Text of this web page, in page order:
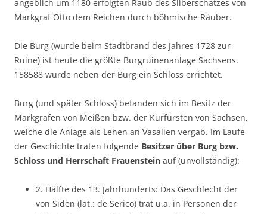
angeblich um 1180 erfolgten Raub des Silberschatzes von
Markgraf Otto dem Reichen durch böhmische Räuber.
Die Burg (wurde beim Stadtbrand des Jahres 1728 zur
Ruine) ist heute die größte Burgruinenanlage Sachsens.
158588 wurde neben der Burg ein Schloss errichtet.
Burg (und später Schloss) befanden sich im Besitz der
Markgrafen von Meißen bzw. der Kurfürsten von Sachsen,
welche die Anlage als Lehen an Vasallen vergab. Im Laufe
der Geschichte traten folgende Besitzer über Burg bzw.
Schloss und Herrschaft Frauenstein auf (unvollständig):
2. Hälfte des 13. Jahrhunderts: Das Geschlecht der
von Siden (lat.: de Serico) trat u.a. in Personen der